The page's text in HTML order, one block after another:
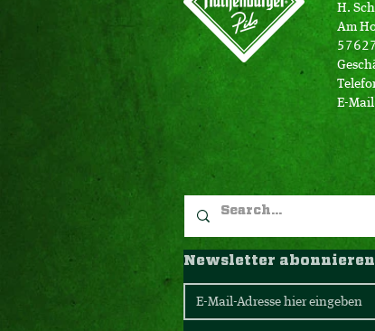
H.
Am
E-
Newsletter abonnieren